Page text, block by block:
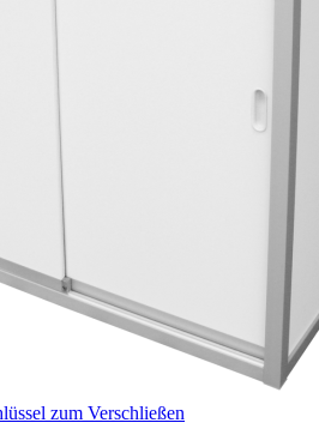
zum Verschließen